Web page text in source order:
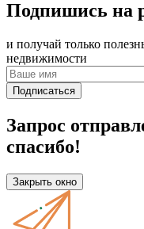
Подпишись на
и получай только
недвижимости
Подписаться
Запрос
спасибо!
Закрыть окно